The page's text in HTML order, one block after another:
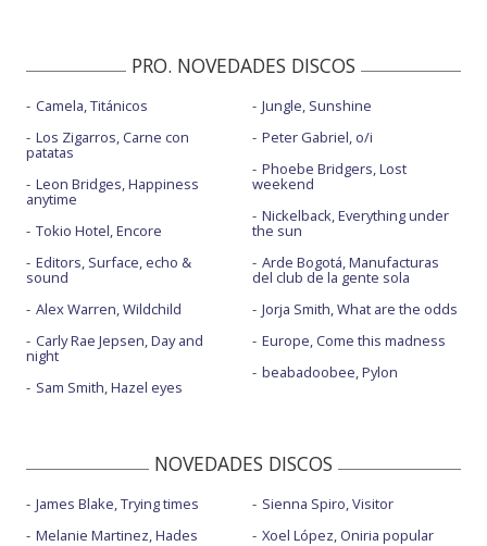
PRO. NOVEDADES DISCOS
Camela, Titánicos
Los Zigarros, Carne con
patatas
Leon Bridges, Happiness
anytime
Tokio Hotel, Encore
Editors, Surface, echo &
sound
Alex Warren, Wildchild
Carly Rae Jepsen, Day and
night
Sam Smith, Hazel eyes
Jungle, Sunshine
Peter Gabriel, o/i
Phoebe Bridgers, Lost
weekend
Nickelback, Everything under
the sun
Arde Bogotá, Manufacturas
del club de la gente sola
Jorja Smith, What are the odds
Europe, Come this madness
beabadoobee, Pylon
NOVEDADES DISCOS
James Blake, Trying times
Melanie Martinez, Hades
Sienna Spiro, Visitor
Xoel López, Oniria popular